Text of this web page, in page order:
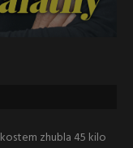
zhubla 45 kilo